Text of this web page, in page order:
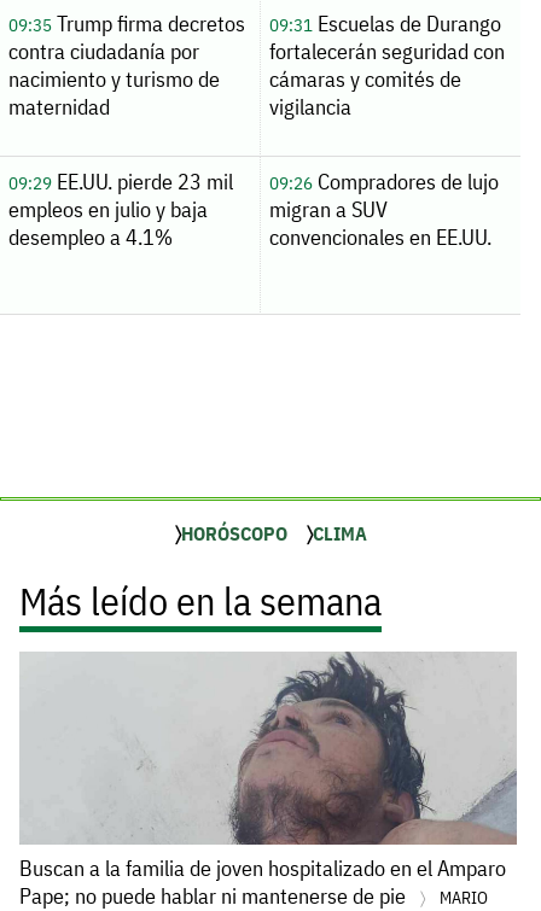
09:35Trump firma decretos
contra ciudadanía por
nacimiento y turismo de
maternidad
09:31Escuelas de Durango
fortalecerán seguridad con
cámaras y comités de
vigilancia
09:29EE.UU. pierde 23 mil
empleos en julio y baja
desempleo a 4.1%
09:26Compradores de lujo
migran a SUV
convencionales en EE.UU.
HORÓSCOPO CLIMA
Más leído en la semana
Buscan a la familia de joven hospitalizado en el Amparo
Pape; no puede hablar ni mantenerse de pie
MARIO